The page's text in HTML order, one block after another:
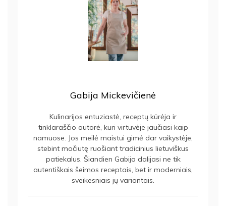
Gabija Mickevičienė
Kulinarijos entuziastė, receptų kūrėja ir
tinklaraščio autorė, kuri virtuvėje jaučiasi kaip
namuose. Jos meilė maistui gimė dar vaikystėje,
stebint močiutę ruošiant tradicinius lietuviškus
patiekalus. Šiandien Gabija dalijasi ne tik
autentiškais šeimos receptais, bet ir moderniais,
sveikesniais jų variantais.